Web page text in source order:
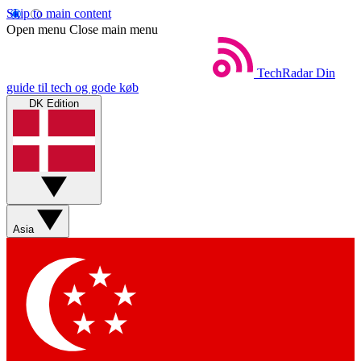
Skip to main content
Open menu Close main menu
TechRadar Din
guide til tech og gode køb
DK Edition
Asia